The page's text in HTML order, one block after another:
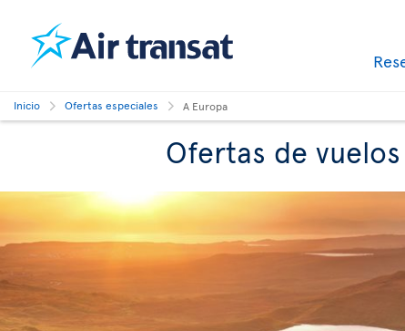
Inicio Ofertas especiales A Europa
Ofertas de